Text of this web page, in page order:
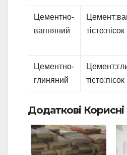
Цементно-
вапняний
тісто:пісок
Цементно-
глиняний
тісто:пісок
Додаткові Корисні